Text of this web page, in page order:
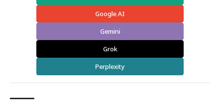
Google AI
Gemini
Grok
Perplexity